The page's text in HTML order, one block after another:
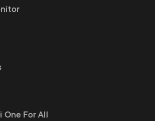
One For All